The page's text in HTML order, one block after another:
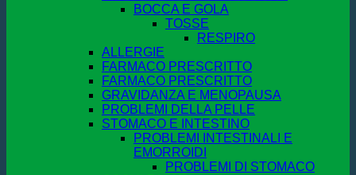
BOCCA E GOLA
TOSSE
RESPIRO
ALLERGIE
FARMACO PRESCRITTO
FARMACO PRESCRITTO
GRAVIDANZA E MENOPAUSA
PROBLEMI DELLA PELLE
STOMACO E INTESTINO
PROBLEMI INTESTINALI E
EMORROIDI
PROBLEMI DI STOMACO